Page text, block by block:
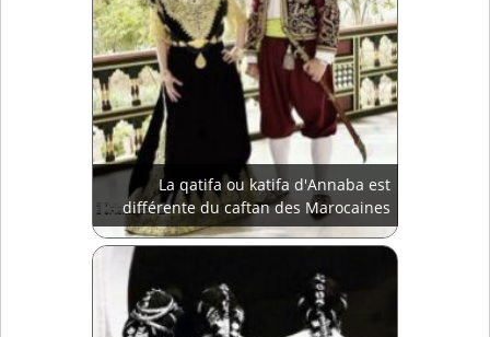
La qatifa ou katifa d'Annaba est
différente du caftan des Marocaines